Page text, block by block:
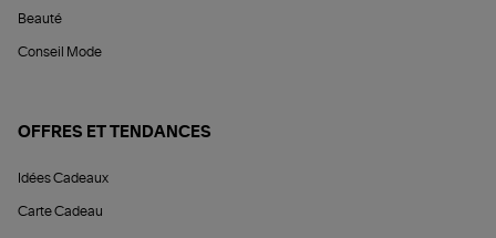
Beauté
Conseil Mode
OFFRES ET TENDANCES
Idées Cadeaux
Carte Cadeau